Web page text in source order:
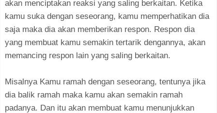
akan menciptakan reaksi yang saling berkaitan. Ketika
kamu suka dengan seseorang, kamu memperhatikan dia
saja maka dia akan memberikan respon. Respon dia
yang membuat kamu semakin tertarik dengannya, akan
memancing respon lain yang saling berkaitan.
Misalnya Kamu ramah dengan seseorang, tentunya jika
dia balik ramah maka kamu akan semakin ramah
padanya. Dan itu akan membuat kamu menunjukkan